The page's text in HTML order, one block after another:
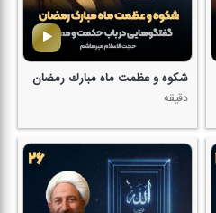
شكوه و عظمت ماه مبارك رمضان
دقیقه